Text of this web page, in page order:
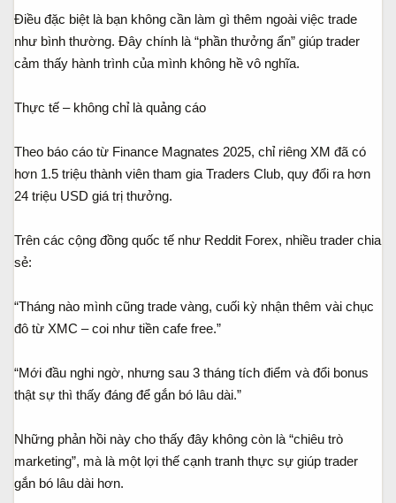
Điều đặc biệt là bạn không cần làm gì thêm ngoài việc trade
như bình thường. Đây chính là “phần thưởng ẩn” giúp trader
cảm thấy hành trình của mình không hề vô nghĩa.
Thực tế – không chỉ là quảng cáo
Theo báo cáo từ Finance Magnates 2025, chỉ riêng XM đã có
hơn 1.5 triệu thành viên tham gia Traders Club, quy đổi ra hơn
24 triệu USD giá trị thưởng.
Trên các cộng đồng quốc tế như Reddit Forex, nhiều trader chia
sẻ:
“Tháng nào mình cũng trade vàng, cuối kỳ nhận thêm vài chục
đô từ XMC – coi như tiền cafe free.”
“Mới đầu nghi ngờ, nhưng sau 3 tháng tích điểm và đổi bonus
thật sự thì thấy đáng để gắn bó lâu dài.”
Những phản hồi này cho thấy đây không còn là “chiêu trò
marketing”, mà là một lợi thế cạnh tranh thực sự giúp trader
gắn bó lâu dài hơn.